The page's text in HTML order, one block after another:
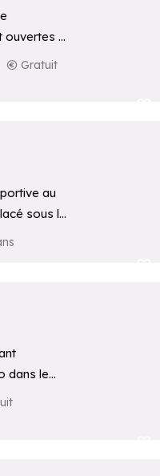
au
par
Gratuit
au
sous le
dans le
Une